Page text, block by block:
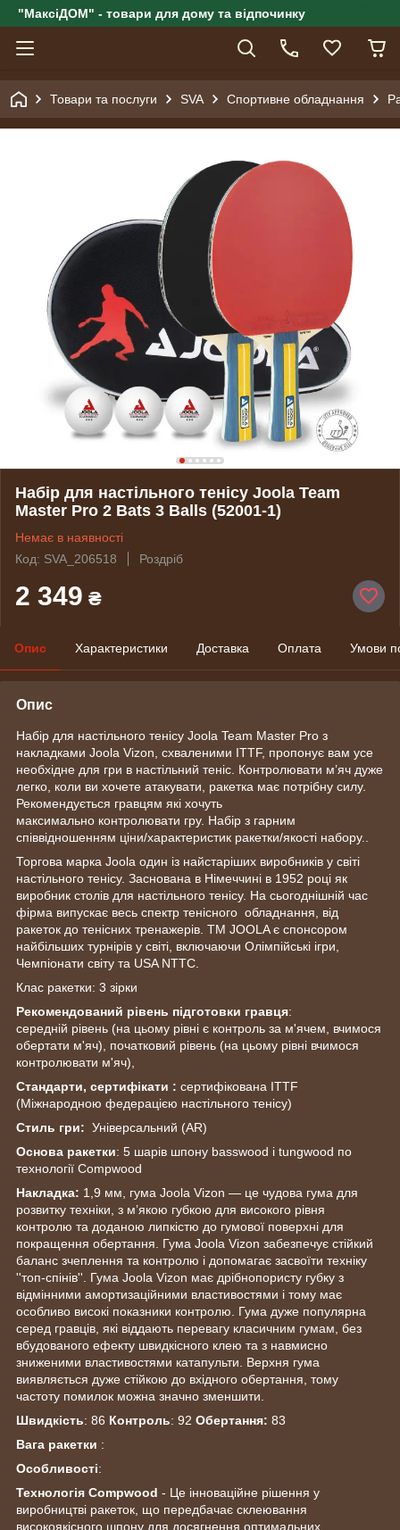
"МаксіДОМ" - товари для дому та відпочинку
Товари та послуги SVA Спортивне обладнання
Набір для настільного тенісу Joola Team
Master Pro 2 Bats 3 Balls (52001-1)
Немає в наявності
Код: SVA_206518
Роздріб
2 349 ₴
Опис Характеристики Доставка Оплата Умови
Опис
Набір для настільного тенісу Joola Team Master Pro з
накладками Joola Vizon, схваленими ITTF, пропонує вам усе
необхідне для гри в настільний теніс. Контролювати м’яч дуже
легко, коли ви хочете атакувати, ракетка має потрібну силу.
Рекомендується гравцям які хочуть
максимально контролювати гру. Набір з гарним
співвідношенням ціни/характеристик ракетки/якості набору..
Торгова марка Joola один із найстаріших виробників у світі
настільного тенісу. Заснована в Німеччині в 1952 році як
виробник столів для настільного тенісу. На сьогоднішній час
фірма випускає весь спектр тенісного обладнання, від
ракеток до тенісних тренажерів. ТМ JOOLA є спонсором
найбільших турнірів у світі, включаючи Олімпійські ігри,
Чемпіонати світу та USA NTTC.
Клас ракетки: 3 зірки
Рекомендований рівень підготовки гравця:
середній рівень (на цьому рівні є контроль за м'ячем, вчимося
обертати м'яч), початковий рівень (на цьому рівні вчимося
контролювати м'яч),
Стандарти, сертифікати : сертифікована ITTF
(Міжнародною федерацією настільного тенісу)
Стиль гри: Універсальний (AR)
Основа ракетки: 5 шарів шпону basswood і tungwood по
технології Compwood
Накладка: 1,9 мм, гума Joola Vizon — це чудова гума для
розвитку техніки, з м’якою губкою для високого рівня
контролю та доданою липкістю до гумової поверхні для
покращення обертання. Гума Joola Vizon забезпечує стійкий
баланс зчеплення та контролю і допомагає засвоїти техніку
''топ-спінів''. Гума Joola Vizon має дрібнопористу губку з
відмінними амортизаційними властивостями і тому має
особливо високі показники контролю. Гума дуже популярна
серед гравців, які віддають перевагу класичним гумам, без
вбудованого ефекту швидкісного клею та з навмисно
зниженими властивостями катапульти. Верхня гума
виявляється дуже стійкою до вхідного обертання, тому
частоту помилок можна значно зменшити.
Швидкість: 86 Контроль: 92 Обертання: 83
Вага ракетки :
Особливості:
Технологія Compwood - Це інноваційне рішення у
виробництві ракеток, що передбачає склеювання
високоякісного шпону для досягнення оптимальних